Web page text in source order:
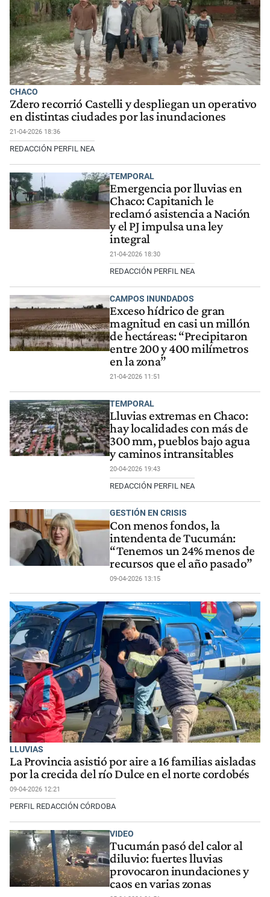
CHACO
Zdero recorrió Castelli y despliegan un operativo
en distintas ciudades por las inundaciones
21-04-2026 18:36
REDACCIÓN PERFIL NEA
TEMPORAL
Emergencia por lluvias en
Chaco: Capitanich le
reclamó asistencia a Nación
y el PJ impulsa una ley
integral
21-04-2026 18:30
REDACCIÓN PERFIL NEA
CAMPOS INUNDADOS
Exceso hídrico de gran
magnitud en casi un millón
de hectáreas: “Precipitaron
entre 200 y 400 milímetros
en la zona”
21-04-2026 11:51
TEMPORAL
Lluvias extremas en Chaco:
hay localidades con más de
300 mm, pueblos bajo agua
y caminos intransitables
20-04-2026 19:43
REDACCIÓN PERFIL NEA
GESTIÓN EN CRISIS
Con menos fondos, la
intendenta de Tucumán:
“Tenemos un 24% menos de
recursos que el año pasado”
09-04-2026 13:15
LLUVIAS
La Provincia asistió por aire a 16 familias aisladas
por la crecida del río Dulce en el norte cordobés
09-04-2026 12:21
PERFIL REDACCIÓN CÓRDOBA
VIDEO
Tucumán pasó del calor al
diluvio: fuertes lluvias
provocaron inundaciones y
caos en varias zonas